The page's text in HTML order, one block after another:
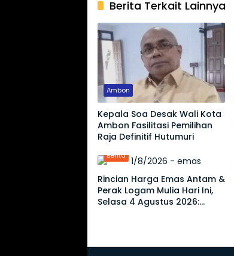
Berita Terkait Lainnya
Ambon
Kepala Soa Desak Wali Kota
Ambon Fasilitasi Pemilihan
Raja Definitif Hutumuri
Berita
Rincian Harga Emas Antam &
Perak Logam Mulia Hari Ini,
Selasa 4 Agustus 2026: